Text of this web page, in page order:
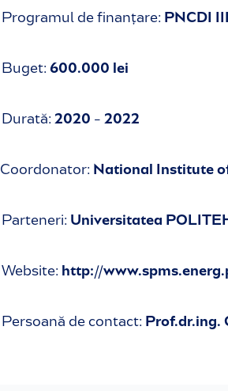
Programul de finanțare: PNCDI
Buget: 600.000 lei
Durată: 2020 - 2022
Coordonator: National Institute
Parteneri: Universitatea
Website: http://
Persoană de contact: Prof.dr.ing.